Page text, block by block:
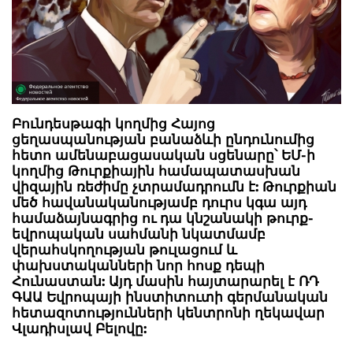
Բունդեսթագի կողմից Հայոց
ցեղասպանության բանաձևի ընդունումից
հետո ամենաբացասական սցենարը՝ ԵՄ-ի
կողմից Թուրքիային համապատասխան
վիզային ռեժիմը չտրամադրումն է: Թուրքիան
մեծ հավանականությամբ դուրս կգա այդ
համաձայնագրից ու դա կնշանակի թուրք-
եվրոպական սահմանի նկատմամբ
վերահսկողության թուլացում և
փախստականների նոր հոսք դեպի
Հունաստան: Այդ մասին հայտարարել է ՌԴ
ԳԱԱ Եվրոպայի ինստիտուտի գերմանական
հետազոտությունների կենտրոնի ղեկավար
Վլադիսլավ Բելովը: